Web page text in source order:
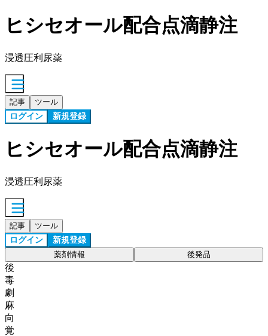
ヒシセオール配合点滴静注
浸透圧利尿薬
記事 ツール
ログイン 新規登録
ヒシセオール配合点滴静注
浸透圧利尿薬
記事 ツール
ログイン 新規登録
薬剤情報 後発品
後
毒
劇
麻
向
覚